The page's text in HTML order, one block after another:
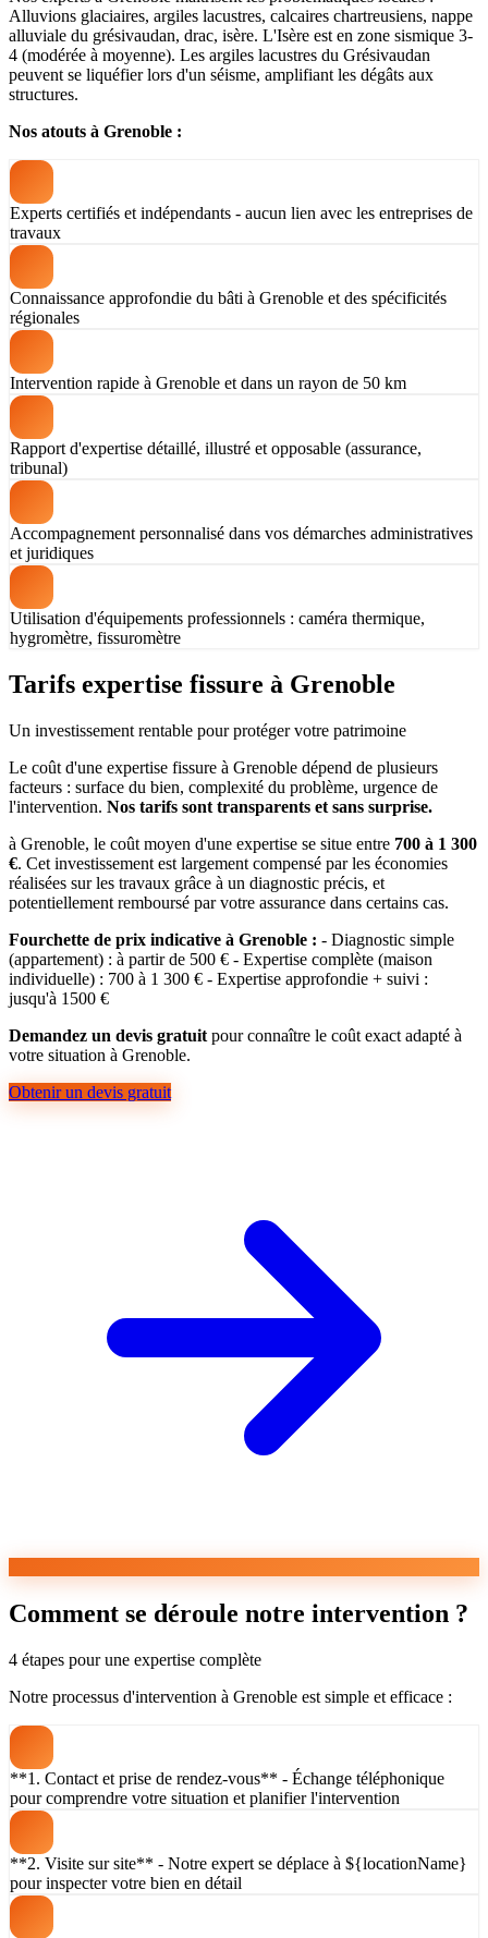
Alluvions glaciaires, argiles lacustres, calcaires chartreusiens, nappe
alluviale du grésivaudan, drac, isère. L'Isère est en zone sismique 3-
4 (modérée à moyenne). Les argiles lacustres du Grésivaudan
peuvent se liquéfier lors d'un séisme, amplifiant les dégâts aux
structures.
Nos atouts à Grenoble :
Experts certifiés et indépendants - aucun lien avec les entreprises de
travaux
Connaissance approfondie du bâti à Grenoble et des spécificités
régionales
Intervention rapide à Grenoble et dans un rayon de 50 km
Rapport d'expertise détaillé, illustré et opposable (assurance,
tribunal)
Accompagnement personnalisé dans vos démarches administratives
et juridiques
Utilisation d'équipements professionnels : caméra thermique,
hygromètre, fissuromètre
Tarifs expertise fissure à Grenoble
Un investissement rentable pour protéger votre patrimoine
Le coût d'une expertise fissure à Grenoble dépend de plusieurs
facteurs : surface du bien, complexité du problème, urgence de
l'intervention. Nos tarifs sont transparents et sans surprise.
à Grenoble, le coût moyen d'une expertise se situe entre 700 à 1 300
€. Cet investissement est largement compensé par les économies
réalisées sur les travaux grâce à un diagnostic précis, et
potentiellement remboursé par votre assurance dans certains cas.
Fourchette de prix indicative à Grenoble : - Diagnostic simple
(appartement) : à partir de 500 € - Expertise complète (maison
individuelle) : 700 à 1 300 € - Expertise approfondie + suivi :
jusqu'à 1500 €
Demandez un devis gratuit pour connaître le coût exact adapté à
votre situation à Grenoble.
Obtenir un devis gratuit
Comment se déroule notre intervention ?
4 étapes pour une expertise complète
Notre processus d'intervention à Grenoble est simple et efficace :
**1. Contact et prise de rendez-vous** - Échange téléphonique
pour comprendre votre situation et planifier l'intervention
**2. Visite sur site** - Notre expert se déplace à ${locationName}
pour inspecter votre bien en détail